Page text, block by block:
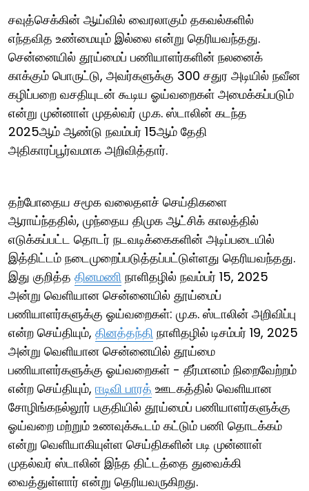
சவுத்செக்கின் ஆய்வில் வைரலாகும் தகவல்களில்
எந்தவித உண்மையும் இல்லை என்று தெரியவந்தது.
சென்னையில் தூய்மைப் பணியாளர்களின் நலனைக்
காக்கும் பொருட்டு, அவர்களுக்கு 300 சதுர அடியில் நவீன
கழிப்பறை வசதியுடன் கூடிய ஓய்வறைகள் அமைக்கப்படும்
என்று முன்னாள் முதல்வர் மு.க. ஸ்டாலின் கடந்த
2025ஆம் ஆண்டு நவம்பர் 15ஆம் தேதி
அதிகாரப்பூர்வமாக அறிவித்தார்.
தற்போதைய சமூக வலைதளச் செய்திகளை
ஆராய்ந்ததில், முந்தைய திமுக ஆட்சிக் காலத்தில்
எடுக்கப்பட்ட தொடர் நடவடிக்கைகளின் அடிப்படையில்
இத்திட்டம் நடைமுறைப்படுத்தப்பட்டுள்ளது தெரியவந்தது.
இது குறித்த தினமணி நாளிதழில் நவம்பர் 15, 2025
அன்று வெளியான சென்னையில் தூய்மைப்
பணியாளர்களுக்கு ஓய்வறைகள்: மு.க. ஸ்டாலின் அறிவிப்பு
என்ற செய்தியும், தினத்தந்தி நாளிதழில் டிசம்பர் 19, 2025
அன்று வெளியான சென்னையில் தூய்மை
பணியாளர்களுக்கு ஓய்வறைகள் - தீர்மானம் நிறைவேற்றம்
என்ற செய்தியும், ஈடிவி பாரத் ஊடகத்தில் வெளியான
சோழிங்கநல்லூர் பகுதியில் தூய்மைப் பணியாளர்களுக்கு
ஓய்வறை மற்றும் உணவுக்கூடம் கட்டும் பணி தொடக்கம்
என்று வெளியாகியுள்ள செய்திகளின் படி முன்னாள்
முதல்வர் ஸ்டாலின் இந்த திட்டத்தை துவைக்கி
வைத்துள்ளார் என்று தெரியவருகிறது.